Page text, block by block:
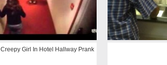
Creepy Girl In Hotel Hallway Prank